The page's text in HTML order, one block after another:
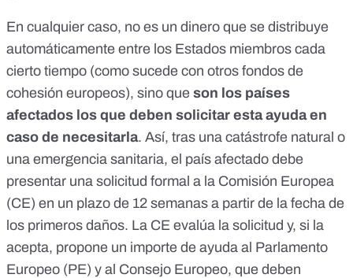
En cualquier caso, no es un dinero que se distribuye
automáticamente entre los Estados miembros cada
cierto tiempo (como sucede con otros fondos de
cohesión europeos), sino que son los países
afectados los que deben solicitar esta ayudaen
caso de necesitarla. Así, tras una catástrofe natural o
una emergencia sanitaria, el país afectado debe
presentar una solicitud formal a la Comisión Europea
(CE) en un plazo de 12 semanas a partir de la fecha de
los primeros daños. La CE evalúa la solicitud y, si la
acepta, propone un importe de ayuda al Parlamento
Europeo (PE) y al Consejo Europeo, que deben